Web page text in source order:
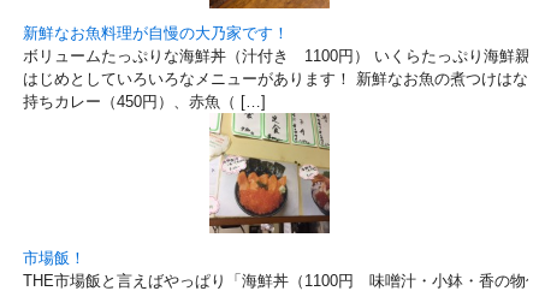
新鮮なお魚料理が自慢の大乃家です！
ボリュームたっぷりな海鮮丼（汁付き 1100円） いくらたっぷり海鮮
はじめとしていろいろなメニューがあります！ 新鮮なお魚の煮つけはな
持ちカレー（450円）、赤魚（ […]
市場飯！
THE市場飯と言えばやっぱり「海鮮丼（1100円 味噌汁・小鉢・香の物